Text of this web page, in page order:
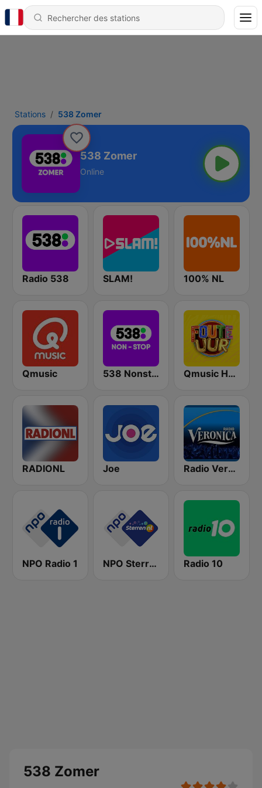
Stations 538 Zomer
538 Zomer
Online
Radio 538 SLAM! 100% NL
Qmusic 538 Nonstop Qmusic Het Foute Uur
RADIONL Joe Radio Veronica
NPO Radio 1 NPO Sterren Radio 10
538 Zomer